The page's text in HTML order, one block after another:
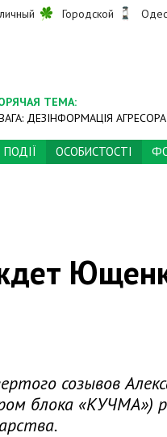
Городской
ТЕМА:
ДЕЗІНФОРМАЦІЯ АГРЕСОРА
ПОДІЇ ОСОБИСТОСТІ
созывов
блока «КУЧМА»)